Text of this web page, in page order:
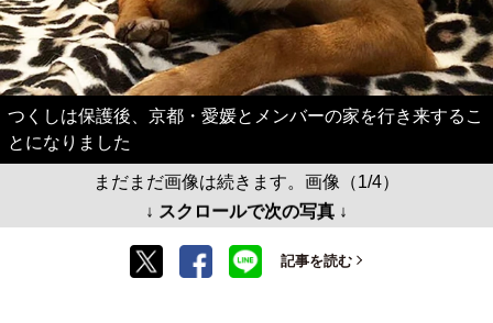
つくしは保護後、京都・愛媛とメンバーの家を行き来するこ
とになりました
まだまだ画像は続きます。画像（1/4）
↓ スクロールで次の写真 ↓
記事を読む